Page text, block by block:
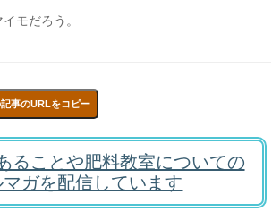
モだろう。
事のURLをコピー
ることや肥料教室についての
マガを配信しています